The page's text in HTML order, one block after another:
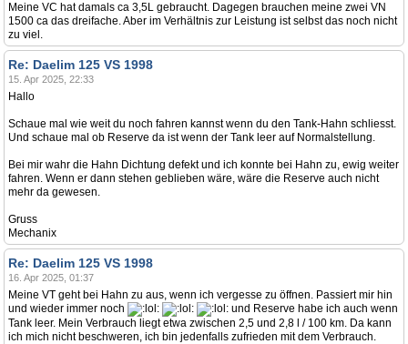
Meine VC hat damals ca 3,5L gebraucht. Dagegen brauchen meine zwei VN
1500 ca das dreifache. Aber im Verhältnis zur Leistung ist selbst das noch nicht
zu viel.
Re: Daelim 125 VS 1998
15. Apr 2025, 22:33
Hallo
Schaue mal wie weit du noch fahren kannst wenn du den Tank-Hahn schliesst.
Und schaue mal ob Reserve da ist wenn der Tank leer auf Normalstellung.
Bei mir wahr die Hahn Dichtung defekt und ich konnte bei Hahn zu, ewig weiter
fahren. Wenn er dann stehen geblieben wäre, wäre die Reserve auch nicht
mehr da gewesen.
Gruss
Mechanix
Re: Daelim 125 VS 1998
16. Apr 2025, 01:37
Meine VT geht bei Hahn zu aus, wenn ich vergesse zu öffnen. Passiert mir hin
und wieder immer noch
und Reserve habe ich auch wenn
Tank leer. Mein Verbrauch liegt etwa zwischen 2,5 und 2,8 l / 100 km. Da kann
ich mich nicht beschweren, ich bin jedenfalls zufrieden mit dem Verbrauch.